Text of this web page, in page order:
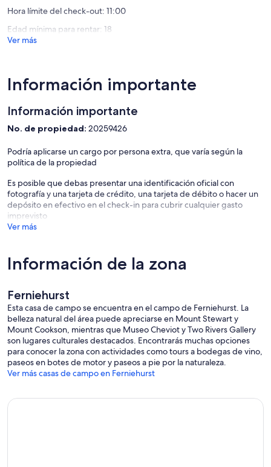
Hora límite del check-out: 11:00
Edad mínima para rentar: 18
Ver más
Información importante
Información importante
No. de propiedad: 20259426
Podría aplicarse un cargo por persona extra, que varía según la
política de la propiedad
Es posible que debas presentar una identificación oficial con
fotografía y una tarjeta de crédito, una tarjeta de débito o hacer un
depósito en efectivo en el check-in para cubrir cualquier gasto
imprevisto
Ver más
Información de la zona
Ferniehurst
Esta casa de campo se encuentra en el campo de Ferniehurst. La
belleza natural del área puede apreciarse en Mount Stewart y
Mount Cookson, mientras que Museo Cheviot y Two Rivers Gallery
son lugares culturales destacados. Encontrarás muchas opciones
para conocer la zona con actividades como tours a bodegas de vino,
paseos en botes de motor y paseos a pie por la naturaleza.
Ver más casas de campo en Ferniehurst